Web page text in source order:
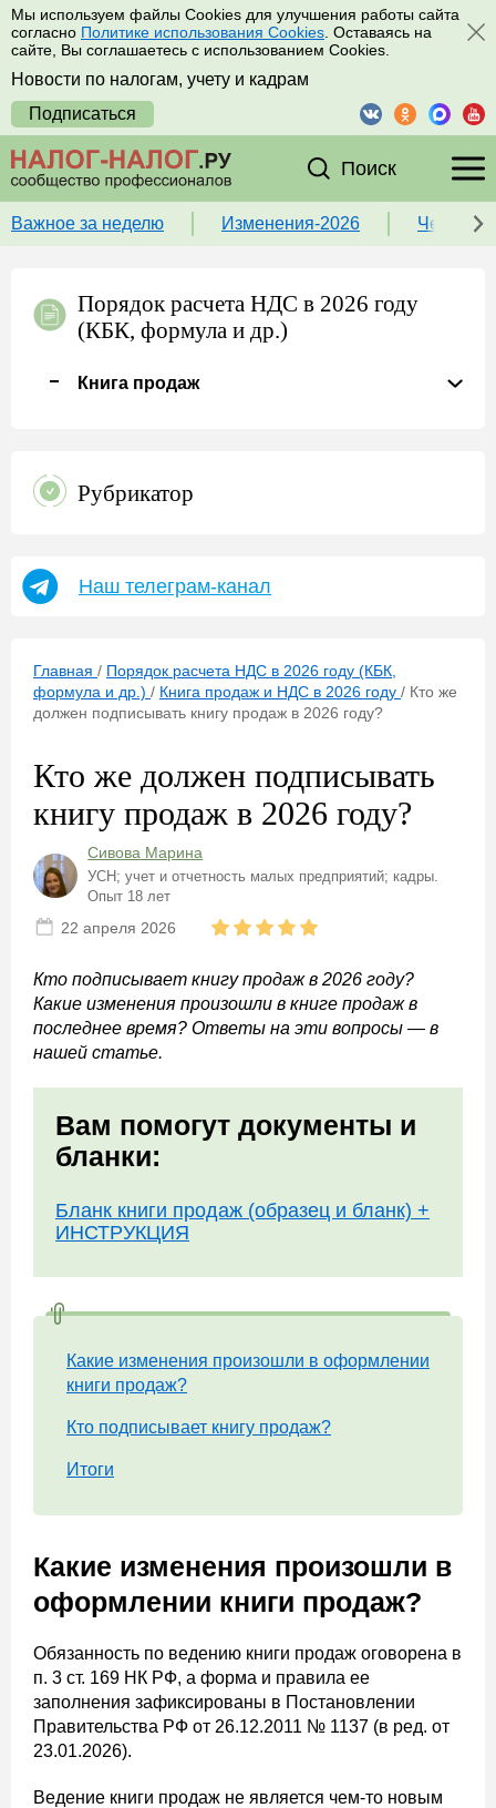
Мы используем файлы Cookies для улучшения работы сайта
согласно Политике использования Cookies . Оставаясь на
сайте, Вы соглашаетесь с использованием Cookies.
Новости по налогам, учету и кадрам
Подписаться
Поиск
Важное за неделю Изменения-2026 Чек-
Порядок расчета НДС в 2026 году
(КБК, формула и др.)
Книга продаж
Рубрикатор
Наш телеграм-канал
Главная / Порядок расчета НДС в 2026 году (КБК,
формула и др.) / Книга продаж и НДС в 2026 году / Кто же
должен подписывать книгу продаж в 2026 году?
Кто же должен подписывать
книгу продаж в 2026 году?
Сивова Марина
УСН; учет и отчетность малых предприятий; кадры.
Опыт 18 лет
22 апреля 2026
Кто подписывает книгу продаж в 2026 году?
Какие изменения произошли в книге продаж в
последнее время? Ответы на эти вопросы — в
нашей статье.
Вам помогут документы и
бланки:
Бланк книги продаж (образец и бланк) +
ИНСТРУКЦИЯ
Какие изменения произошли в оформлении
книги продаж?
Кто подписывает книгу продаж?
Итоги
Какие изменения произошли в
оформлении книги продаж?
Обязанность по ведению книги продаж оговорена в
п. 3 ст. 169 НК РФ, а форма и правила ее
заполнения зафиксированы в Постановлении
Правительства РФ от 26.12.2011 № 1137 (в ред. от
23.01.2026).
Ведение книги продаж не является чем-то новым